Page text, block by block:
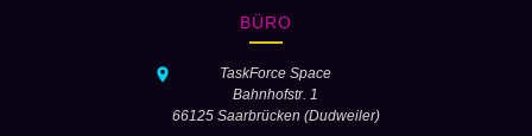
BÜRO
TaskForce Space
Bahnhofstr. 1
66125 Saarbrücken (Dudweiler)